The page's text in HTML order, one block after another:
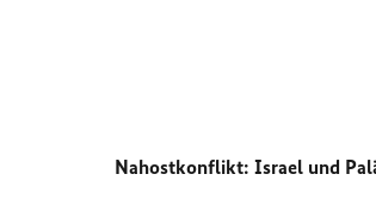
Nahostkonflikt: Israel und